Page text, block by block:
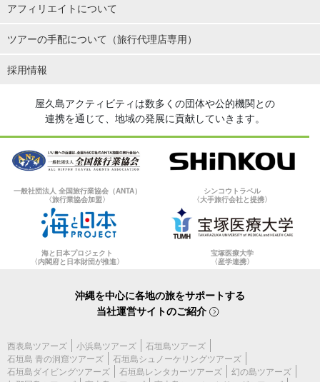
アフィリエイトについて
ツアーの手配について（旅行代理店専用）
採用情報
屋久島アクティビティは数多くの団体や公的機関との
連携を通じて、地域の発展に貢献していきます。
一般社団法人 全国旅行業協会（ANTA）
〈旅行業協会加盟〉
シンコウトラベル
〈大手旅行会社と提携〉
海と日本プロジェクト
〈内閣府と日本財団が推進〉
宝塚医療大学
〈産学連携〉
沖縄を中心に各地の旅をサポートする
当社運営サイトのご紹介
西表島ツアーズ 小浜島ツアーズ
石垣島ツアーズ
石垣島 青の洞窟ツアーズ
石垣島シュノーケリングツアーズ
石垣島ダイビングツアーズ
石垣島レンタカーツアーズ
幻の島ツアーズ